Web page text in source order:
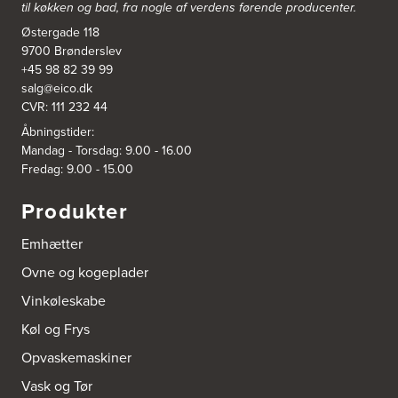
http://www.aubo.dk
Aubo Køkken & Bad Horsens
Løvenørnsgade 12
8700 Horsens
Tel.:21695061
Aubo Køkken & Bad Kalundborg
4400 Kalundborg
Tel.:59511842
Aubo Køkken & Bad Køge
Theilgaardsvej 10
4600 Køge
Tel.: 25544600
http://www.aubo.dk
Aubo Køkken & Bad Odense
til køkken og bad, fra nogle af verdens førende producenter.
Østergade 118
9700 Brønderslev
+45 98 82 39 99
salg@eico.dk
CVR: 111 232 44
Åbningstider:
Mandag - Torsdag: 9.00 - 16.00
Fredag: 9.00 - 15.00
Produkter
Emhætter
Ovne og kogeplader
Vinkøleskabe
Køl og Frys
Opvaskemaskiner
Vask og Tør